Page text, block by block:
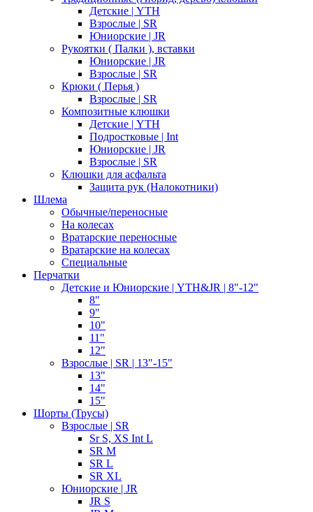
Детские | YTH
Взрослые | SR
Юниорские | JR
Рукоятки ( Палки ), вставки
Юниорские | JR
Взрослые | SR
Крюки ( Перья )
Взрослые | SR
Композитные клюшки
Детские | YTH
Подростковые | Int
Юниорские | JR
Взрослые | SR
Клюшки для асфальта
Защита рук (Налокотники)
Шлема
Обычные/переносные
На колесах
Вратарские переносные
Вратарские на колесах
Специальные
Перчатки
Детские и Юниорские | YTH&JR | 8"-12"
8"
9"
10"
11"
12"
Взрослые | SR | 13"-15"
13"
14"
15"
Шорты (Трусы)
Взрослые | SR
Sr S, XS Int L
SR M
SR L
SR XL
Юниорские | JR
JR S